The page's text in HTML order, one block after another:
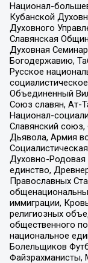
Национал-
Кубанской
Духовного
Славянская
Духовная
Богодержавию,
Русское
Объединенный
Союз славян, Ат-
Национал-
Славянский
Дьявола, Армия
Духовно-Родовая
единство,
Православных
иммиграции,
религиозных
общественного
национальное
Болельщиков
Файзрахманисты,